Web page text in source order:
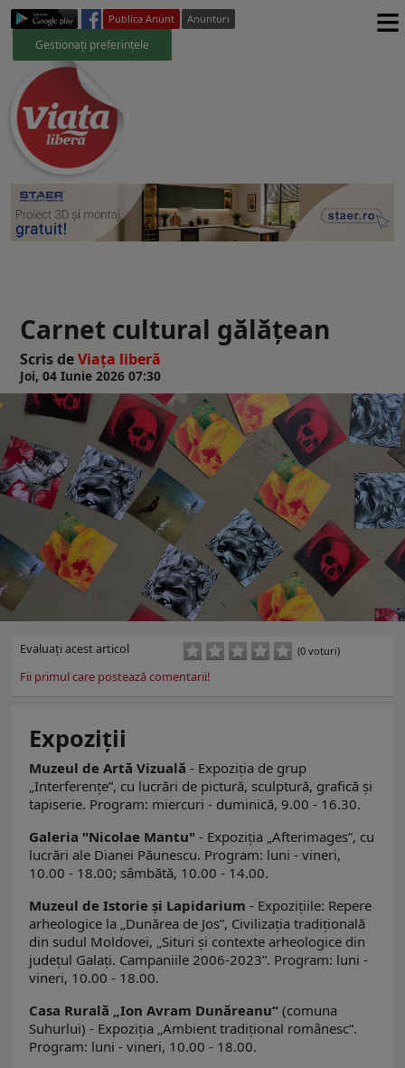
Publica Anunt Anunturi
Gestionați preferințele ≡
Carnet cultural gălățean
Scris deViaţa liberă
Joi, 04 Iunie 2026 07:30
Evaluaţi acest articol (0 voturi)
Fii primul care postează comentarii!
Expoziţii
Muzeul de Artă Vizuală - Expoziția de grup
„Interferențeˮ, cu lucrări de pictură, sculptură, grafică și
tapiserie. Program: miercuri - duminică, 9.00 - 16.30.
Galeria "Nicolae Mantu" - Expoziţia „Afterimagesˮ, cu
lucrări ale Dianei Păunescu. Program: luni - vineri,
10.00 - 18.00; sâmbătă, 10.00 - 14.00.
Muzeul de Istorie şi Lapidarium - Expoziţiile: Repere
arheologice la „Dunărea de Jos”, Civilizaţia tradiţională
din sudul Moldovei, „Situri şi contexte arheologice din
judeţul Galaţi. Campaniile 2006-2023”. Program: luni -
vineri, 10.00 - 18.00.
Casa Rurală „Ion Avram Dunăreanu“ (comuna
Suhurlui) - Expoziţia „Ambient tradiţional românesc“.
Program: luni - vineri, 10.00 - 18.00.